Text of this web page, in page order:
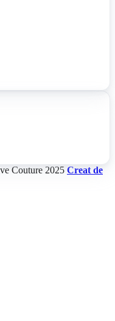
Couture 2025 Creat de